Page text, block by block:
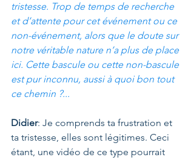
tristesse. Trop de temps de recherche
et d’attente pour cet événement ou ce
non-événement, alors que le doute sur
notre véritable nature n’a plus de place
ici. Cette bascule ou cette non-bascule
est pur inconnu, aussi à quoi bon tout
ce chemin ?...
Didier: Je comprends ta frustration et
ta tristesse, elles sont légitimes. Ceci
étant, une vidéo de ce type pourrait